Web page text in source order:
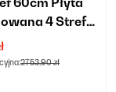
4 Strefy
Czarny
2753,90 zł